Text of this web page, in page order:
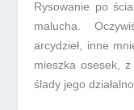
Rysowanie po
malucha.
arcydzieł, inne
mieszka osesek,
ślady jego